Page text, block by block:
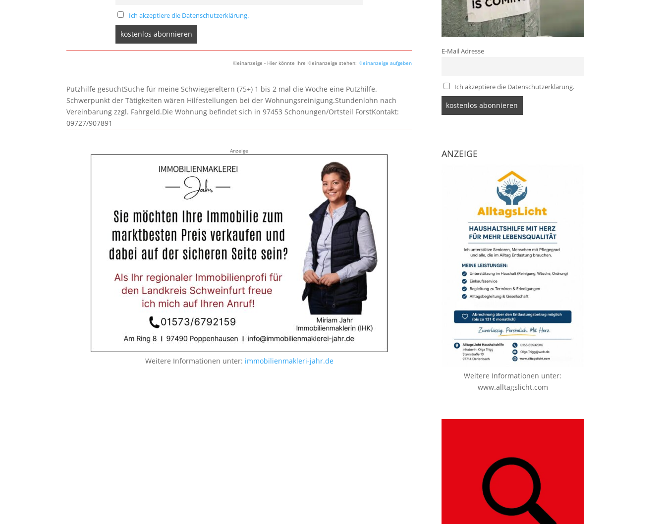
Ich akzeptiere die Datenschutzerklärung.
Kleinanzeige - Hier könnte Ihre Kleinanzeige stehen: Kleinanzeige aufgeben
Putzhilfe gesuchtSuche für meine Schwiegereltern (75+) 1 bis 2 mal die Woche eine Putzhilfe.
Schwerpunkt der Tätigkeiten wären Hilfestellungen bei der Wohnungsreinigung.Stundenlohn nach
Vereinbarung zzgl. Fahrgeld.Die Wohnung befindet sich in 97453 Schonungen/Ortsteil ForstKontakt:
09727/907891
Anzeige
Weitere Informationen unter: immobilienmakleri-jahr.de
E-Mail Adresse
Ich akzeptiere die Datenschutzerklärung.
ANZEIGE
Weitere Informationen unter:
www.alltagslicht.com